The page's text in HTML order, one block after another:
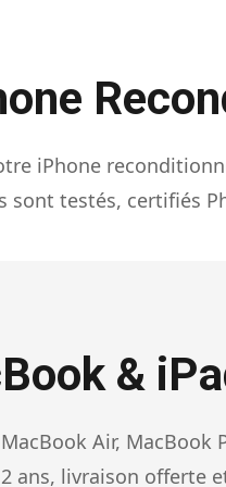
iPhone
sont testés, certifiés
&
Air,
2 ans, livraison offerte